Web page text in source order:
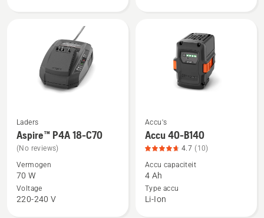
productbeoordeling
productbeoordeling
Bekijk
meer
details
over
Aspire™
P4A
Laders
Aspire™ P4A 18-C70
(No reviews)
Vermogen
70 W
Voltage
220-240 V
Bekijk
meer
details
over
Accu
40-
Accu's
Accu 40-B140
4.7 (10)
Accu capaciteit
4 Ah
Type accu
Li-Ion